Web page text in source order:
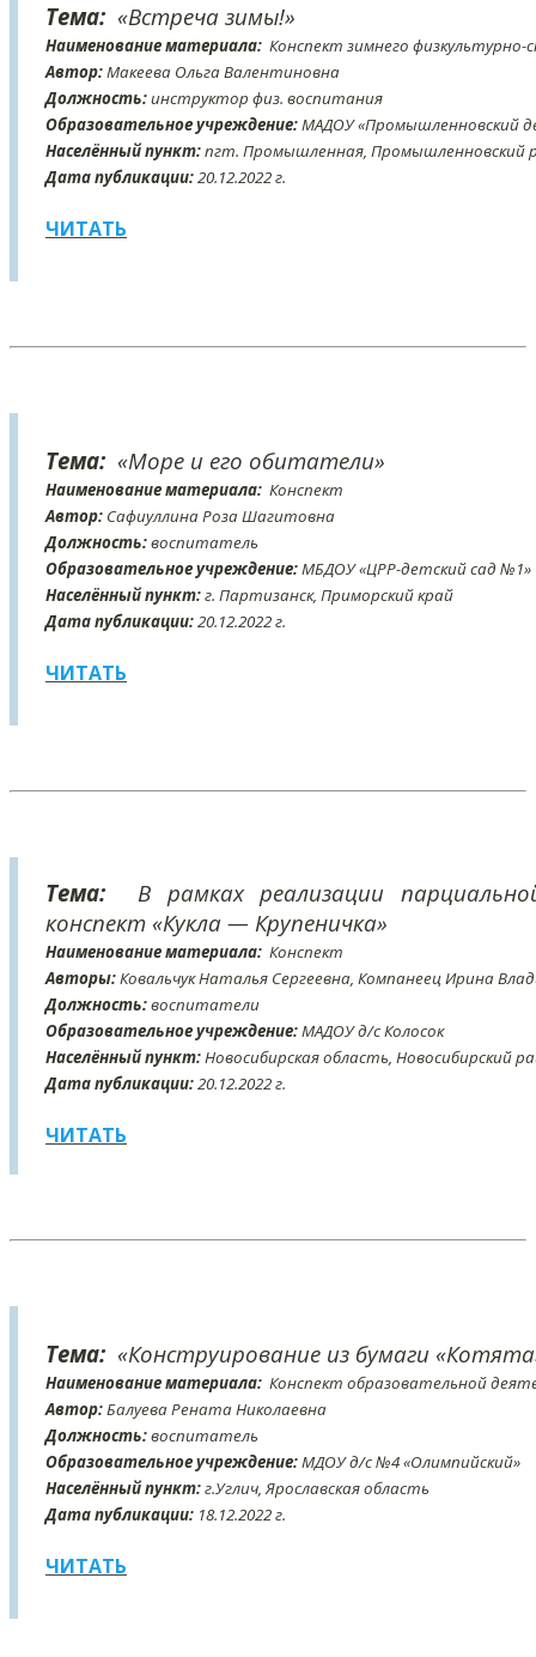
Тема: «Встреча зимы!»
Наименование материала: Конспект зимнего
Автор:Макеева Ольга Валентиновна
Должность:инструктор физ. воспитания
Образовательное учреждение:МАДОУ «Промышленновский
Населённый пункт:пгт. Промышленная, Промышленновский
Дата публикации:20.12.2022 г.
ЧИТАТЬ
Тема: «Море и его обитатели»
Наименование материала: Конспект
Автор: Сафиуллина Роза Шагитовна
Должность:воспитатель
Образовательное учреждение:МБДОУ «ЦРР-детский сад №1»
Населённый пункт:г. Партизанск, Приморский край
Дата публикации:20.12.2022 г.
ЧИТАТЬ
Тема:
В рамках реализации
конспект «Кукла — Крупеничка»
Наименование материала: Конспект
Авторы:Ковальчук Наталья Сергеевна, Компанеец Ирина
Должность:воспитатели
Образовательное учреждение:МАДОУ д/c Колосок
Населённый пункт:Новосибирская область, Новосибирский
Дата публикации:20.12.2022 г.
ЧИТАТЬ
Тема: «Конструирование из бумаги
Наименование материала: Конспект образовательной
Автор:Балуева Рената Николаевна
Должность:воспитатель
Образовательное учреждение:МДОУ д/с №4 «Олимпийский»
Населённый пункт:г.Углич, Ярославская область
Дата публикации: 18.12.2022 г.
ЧИТАТЬ